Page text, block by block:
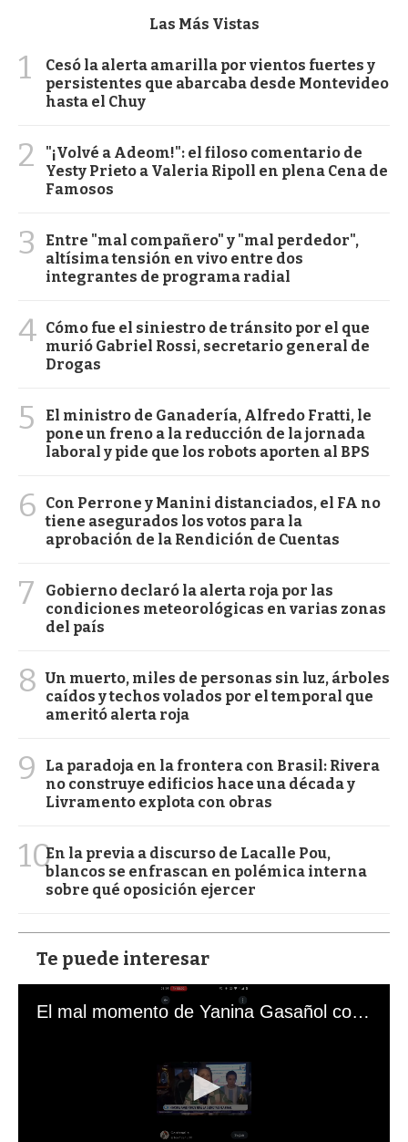
Las Más Vistas
1
Cesó la alerta amarilla por vientos fuertes y
persistentes que abarcaba desde Montevideo
hasta el Chuy
2
"¡Volvé a Adeom!": el filoso comentario de
Yesty Prieto a Valeria Ripoll en plena Cena de
Famosos
3
Entre "mal compañero" y "mal perdedor",
altísima tensión en vivo entre dos
integrantes de programa radial
4 Cómo fue el siniestro de tránsito por el que
murió Gabriel Rossi, secretario general de
Drogas
5
El ministro de Ganadería, Alfredo Fratti, le
pone un freno a la reducción de la jornada
laboral y pide que los robots aporten al BPS
6
Con Perrone y Manini distanciados, el FA no
tiene asegurados los votos para la
aprobación de la Rendición de Cuentas
7
Gobierno declaró la alerta roja por las
condiciones meteorológicas en varias zonas
del país
8 Un muerto, miles de personas sin luz, árboles
caídos y techos volados por el temporal que
ameritó alerta roja
9
La paradoja en la frontera con Brasil: Rivera
no construye edificios hace una década y
Livramento explota con obras
10En la previa a discurso de Lacalle Pou,
blancos se enfrascan en polémica interna
sobre qué oposición ejercer
Te puede interesar
El mal momento de Yanina Gasañol con un hincha argentino en "Subrayado"